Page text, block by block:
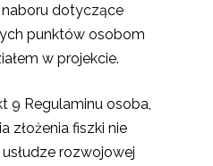
dotyczące
punktów osobom
w projekcie.
9 Regulaminu osoba,
złożenia fiszki nie
rozwojowej